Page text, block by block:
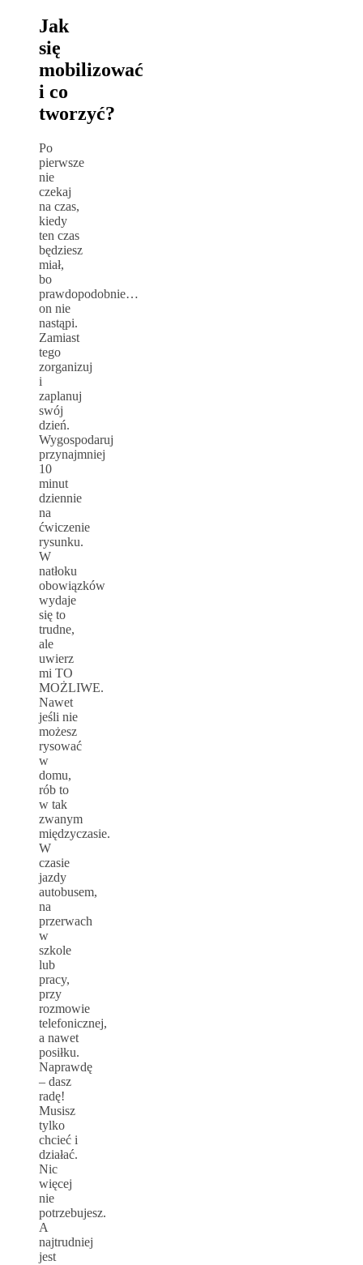
Jak
się
mobilizować
i co
tworzyć?
Po
pierwsze
nie
czekaj
na czas,
kiedy
ten czas
będziesz
miał,
bo
prawdopodobnie…
on nie
nastąpi.
Zamiast
tego
zorganizuj
i
zaplanuj
swój
dzień.
Wygospodaruj
przynajmniej
10
minut
dziennie
na
ćwiczenie
rysunku.
W
natłoku
obowiązków
wydaje
się to
trudne,
ale
uwierz
mi TO
MOŻLIWE.
Nawet
jeśli nie
możesz
rysować
w
domu,
rób to
w tak
zwanym
międzyczasie.
W
czasie
jazdy
autobusem,
na
przerwach
w
szkole
lub
pracy,
przy
rozmowie
telefonicznej,
a nawet
posiłku.
Naprawdę
– dasz
radę!
Musisz
tylko
chcieć i
działać.
Nic
więcej
nie
potrzebujesz.
A
najtrudniej
jest